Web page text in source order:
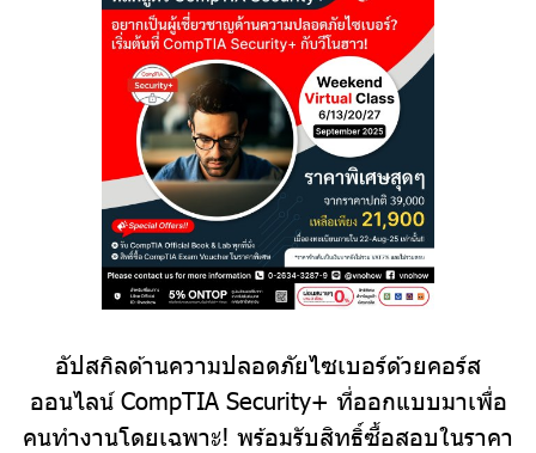
อัปสกิลด้านความปลอดภัยไซเบอร์ด้วยคอร์ส
ออนไลน์ CompTIA Security+ ที่ออกแบบมาเพื่อ
คนทำงานโดยเฉพาะ! พร้อมรับสิทธิ์ซื้อสอบในราคา